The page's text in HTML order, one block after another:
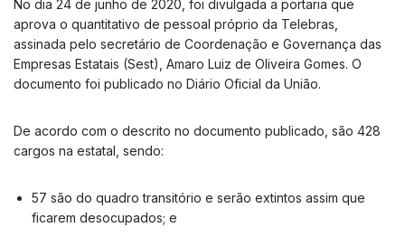
No dia 24 de junho de 2020, foi divulgada a portaria que
aprova o quantitativo de pessoal próprio da Telebras,
assinada pelo secretário de Coordenação e Governança das
Empresas Estatais (Sest), Amaro Luiz de Oliveira Gomes. O
documento foi publicado no Diário Oficial da União.
De acordo com o descrito no documento publicado, são 428
cargos na estatal, sendo:
57 são do quadro transitório e serão extintos assim que
ficarem desocupados; e